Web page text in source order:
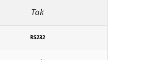
Tak
RS232